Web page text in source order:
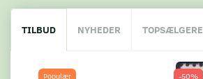
TILBUD NYHEDER TOPSÆLGERE
Populær -50%